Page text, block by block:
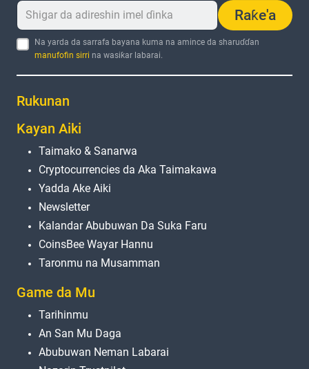
Raƙe'a
Na yarda da sarrafa bayana kuma na amince da sharuɗɗan
manufofin sirri na wasiƙar labarai.
Rukunan
Kayan Aiki
Taimako & Sanarwa
Cryptocurrencies da Aka Taimakawa
Yadda Ake Aiki
Newsletter
Kalandar Abubuwan Da Suka Faru
CoinsBee Wayar Hannu
Taronmu na Musamman
Game da Mu
Tarihinmu
An San Mu Daga
Abubuwan Neman Labarai